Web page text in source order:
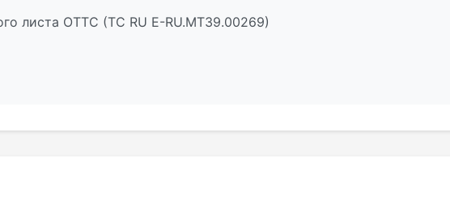
листа ОТТС (ТС RU Е-RU.МТ39.00269)